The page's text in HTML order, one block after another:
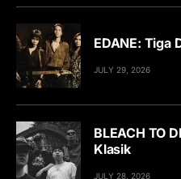
EDANE: Tiga
JULY 29, 2026
BLEACH TO
Klasik
JULY 28, 2026